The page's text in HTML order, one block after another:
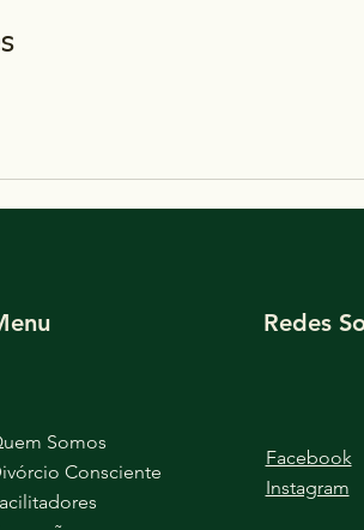
Somos
Consciente
Redes
Facebook
Instagram